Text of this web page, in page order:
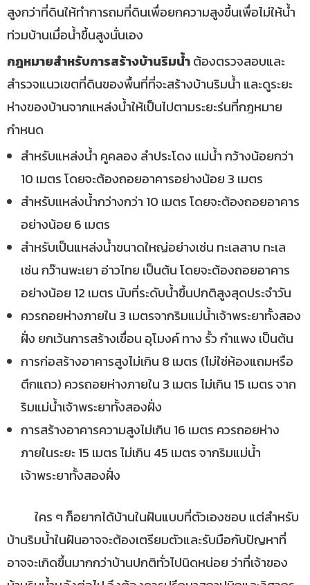
สูงกว่าที่ดินให้ทำการถมที่ดินเพื่อยกความสูงขึ้นเพื่อไม่ให้น้ำ
ท่วมบ้านเมื่อน้ำขึ้นสูงนั่นเอง
กฎหมายสำหรับการสร้างบ้านริมน้ำต้องตรวจสอบและ
สำรวจแนวเขตที่ดินของพื้นที่ที่จะสร้างบ้านริมน้ำ และดูระยะ
ห่างของบ้านจากแหล่งน้ำให้เป็นไปตามระยะร่นที่กฎหมาย
กำหนด
สำหรับแหล่งน้ำ คูคลอง ลำประโดง เเม่น้ำ กว้างน้อยกว่า
10 เมตร โดยจะต้องถอยอาคารอย่างน้อย 3 เมตร
สำหรับเเหล่งน้ำกว่างกว่า 10 เมตร โดยจะต้องถอยอาคาร
อย่างน้อย 6 เมตร
สำหรับเป็นแหล่งน้ำขนาดใหญ่อย่างเช่น ทะเลสาบ ทะเล
เช่น กว๊านพะเยา อ่าวไทย เป็นต้น โดยจะต้องถอยอาคาร
อย่างน้อย 12 เมตร นับที่ระดับน้ำขึ้นปกติสูงสุดประจำวัน
ควรถอยห่างภายใน 3 เมตรจากริมแม่น้ำเจ้าพระยาทั้งสอง
ฝั่ง ยกเว้นการสร้างเขื่อน อุโมงค์ ทาง รั้ว กำแพง เป็นต้น
การก่อสร้างอาคารสูงไม่เกิน 8 เมตร (ไม่ใช่ห้องแถมหรือ
ตึกแถว) ควรถอยห่างภายใน 3 เมตร ไม่เกิน 15 เมตร จาก
ริมแม่น้ำเจ้าพระยาทั้งสองฝั่ง
การสร้างอาคารความสูงไม่เกิน 16 เมตร ควรถอยห่าง
ภายในระยะ 15 เมตร ไม่เกิน 45 เมตร จากริมแม่น้ำ
เจ้าพระยาทั้งสองฝั่ง
ใคร ๆ ก็อยากได้บ้านในฝันแบบที่ตัวเองชอบ แต่สำหรับ
บ้านริมน้ำในฝันอาจจะต้องเตรียมตัวและรับมือกับปัญหาที่
อาจจะเกิดขึ้นมากกว่าบ้านปกติทั่วไปนิดหน่อย ว่าที่เจ้าของ